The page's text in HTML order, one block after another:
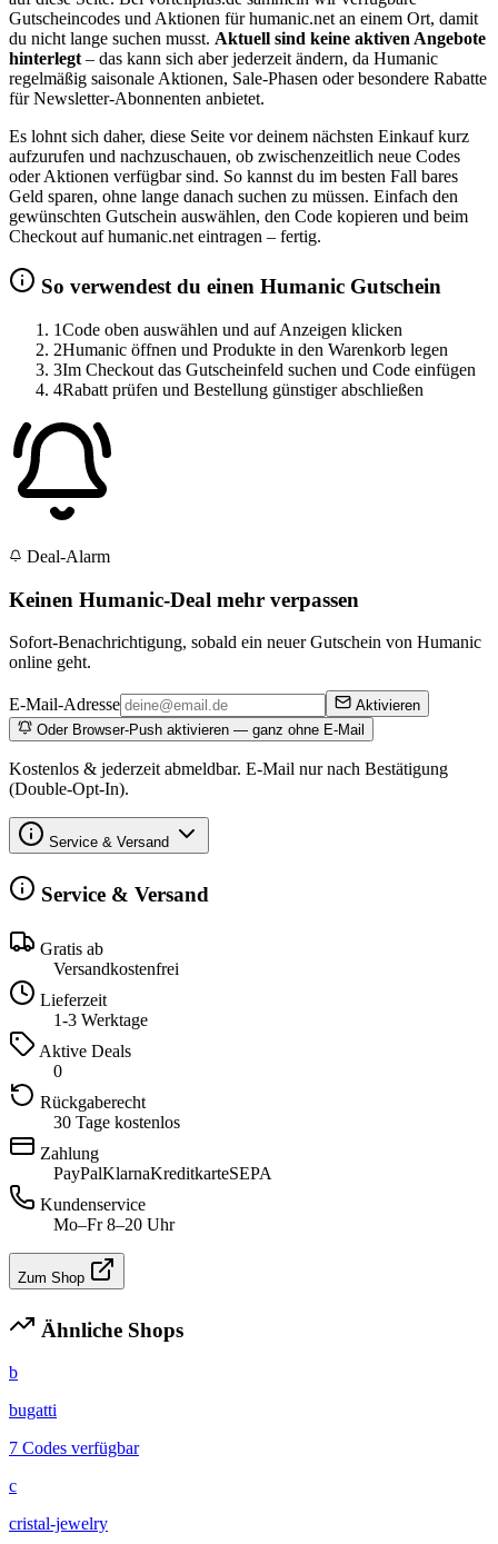
Gutscheincodes und Aktionen für humanic.net an einem Ort, damit
du nicht lange suchen musst. Aktuell sind keine aktiven Angebote
hinterlegt – das kann sich aber jederzeit ändern, da Humanic
regelmäßig saisonale Aktionen, Sale-Phasen oder besondere Rabatte
für Newsletter-Abonnenten anbietet.
Es lohnt sich daher, diese Seite vor deinem nächsten Einkauf kurz
aufzurufen und nachzuschauen, ob zwischenzeitlich neue Codes
oder Aktionen verfügbar sind. So kannst du im besten Fall bares
Geld sparen, ohne lange danach suchen zu müssen. Einfach den
gewünschten Gutschein auswählen, den Code kopieren und beim
Checkout auf humanic.net eintragen – fertig.
So verwendest du einen Humanic Gutschein
1Code oben auswählen und auf Anzeigen klicken
2Humanic öffnen und Produkte in den Warenkorb legen
3Im Checkout das Gutscheinfeld suchen und Code einfügen
4Rabatt prüfen und Bestellung günstiger abschließen
Deal-Alarm
Keinen Humanic-Deal mehr verpassen
Sofort-Benachrichtigung, sobald ein neuer Gutschein von Humanic
online geht.
E-Mail-Adresse
Aktivieren
Oder Browser-Push aktivieren — ganz ohne E-Mail
Kostenlos & jederzeit abmeldbar. E-Mail nur nach Bestätigung
(Double-Opt-In).
Service & Versand
Service & Versand
Gratis ab
Versandkostenfrei
Lieferzeit
1-3 Werktage
Aktive Deals
0
Rückgaberecht
30 Tage kostenlos
Zahlung
PayPalKlarnaKreditkarteSEPA
Kundenservice
Mo–Fr 8–20 Uhr
Zum Shop
Ähnliche Shops
b
bugatti
7 Codes verfügbar
c
cristal-jewelry